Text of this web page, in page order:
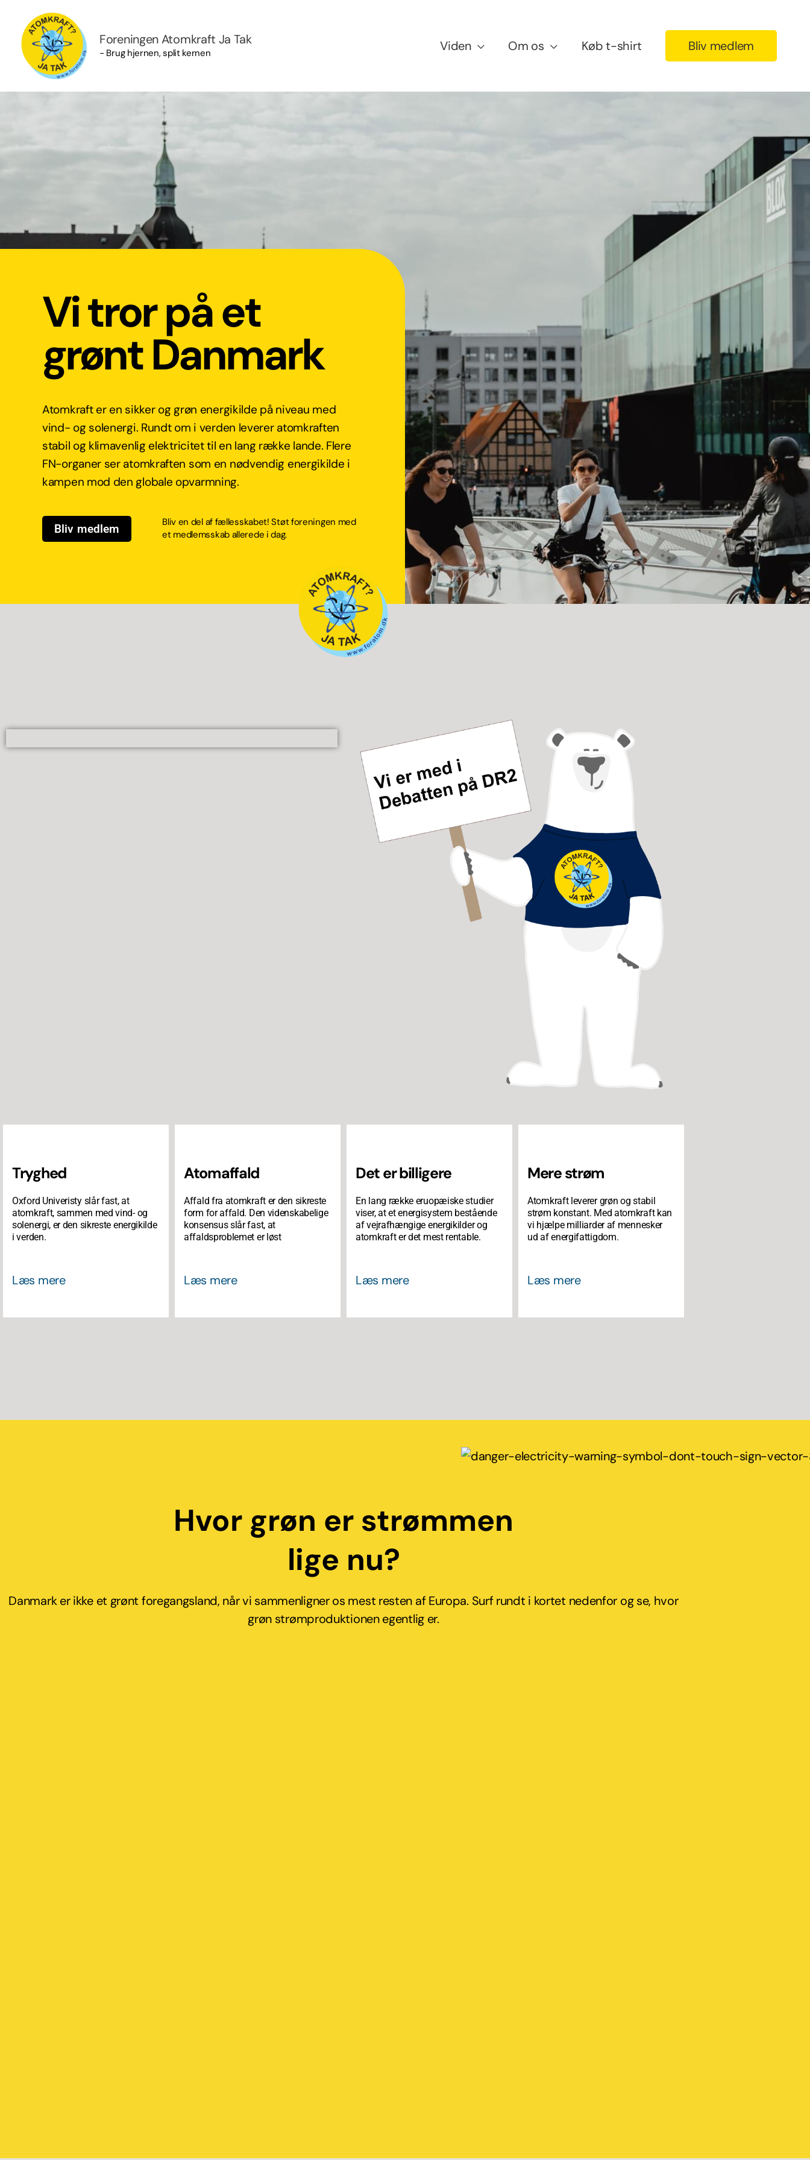
indholdet
Foreningen Atomkraft Ja Tak
- Brug hjernen, split kernen Viden Om os Køb t-shirt Bliv medlem
Vi tror på et
grønt Danmark
Atomkraft er en sikker og grøn energikilde på niveau med
vind- og solenergi. Rundt om i verden leverer atomkraften
stabil og klimavenlig elektricitet til en lang række lande. Flere
FN-organer ser atomkraften som en nødvendig energikilde i
kampen mod den globale opvarmning.
Bliv medlem
Bliv en del af fællesskabet! Støt foreningen med
et medlemsskab allerede i dag.
Tryghed
Oxford Univeristy slår fast, at
atomkraft, sammen med vind- og
solenergi, er den sikreste energikilde
i verden.
Læs mere
Atomaffald
Affald fra atomkraft er den sikreste
form for affald. Den videnskabelige
konsensus slår fast, at
affaldsproblemet er løst
Læs mere
Det er billigere
En lang række eruopæiske studier
viser, at et energisystem bestående
af vejrafhængige energikilder og
atomkraft er det mest rentable.
Læs mere
Mere strøm
Atomkraft leverer grøn og stabil
strøm konstant. Med atomkraft kan
vi hjælpe milliarder af mennesker
ud af energifattigdom.
Læs mere
Hvor grøn er strømmen
lige nu?
Danmark er ikke et grønt foregangsland, når vi sammenligner os mest resten af Europa. Surf rundt i kortet nedenfor og se, hvor
grøn strømproduktionen egentlig er.